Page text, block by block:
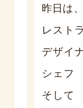
昨日は、
レスト
デザイ
シェフ
そして